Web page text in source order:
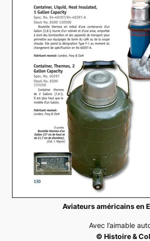
Aviateurs américains en
Avec l’aimable
© Histoire &